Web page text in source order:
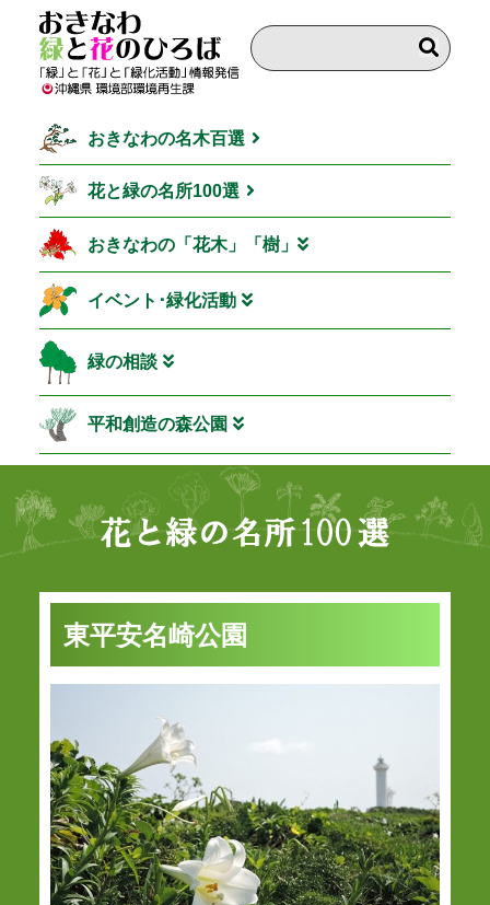
おきなわの名木百選
花と緑の名所100選
おきなわの「花木」「樹」
イベント･緑化活動
緑の相談
平和創造の森公園
東平安名崎公園